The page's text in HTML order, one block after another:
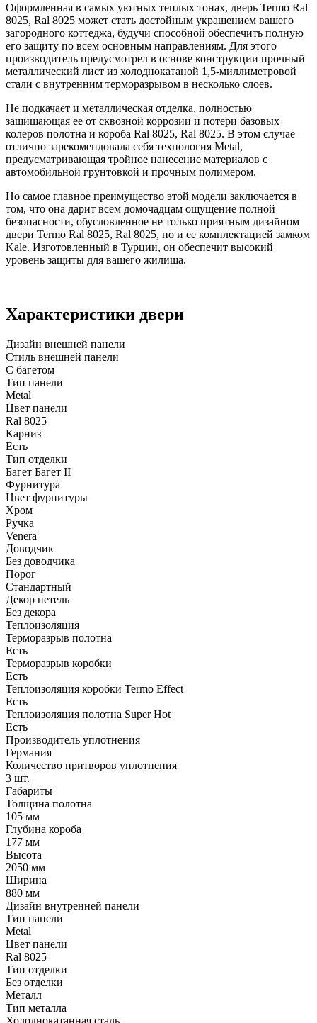
Оформленная в самых уютных теплых тонах, дверь Termo Ral
8025, Ral 8025 может стать достойным украшением вашего
загородного коттеджа, будучи способной обеспечить полную
его защиту по всем основным направлениям. Для этого
производитель предусмотрел в основе конструкции прочный
металлический лист из холоднокатаной 1,5-миллиметровой
стали с внутренним терморазрывом в несколько слоев.
Не подкачает и металлическая отделка, полностью
защищающая ее от сквозной коррозии и потери базовых
колеров полотна и короба Ral 8025, Ral 8025. В этом случае
отлично зарекомендовала себя технология Metal,
предусматривающая тройное нанесение материалов с
автомобильной грунтовкой и прочным полимером.
Но самое главное преимущество этой модели заключается в
том, что она дарит всем домочадцам ощущение полной
безопасности, обусловленное не только приятным дизайном
двери Termo Ral 8025, Ral 8025, но и ее комплектацией замком
Kale. Изготовленный в Турции, он обеспечит высокий
уровень защиты для вашего жилища.
Характеристики двери
Дизайн внешней панели
Стиль внешней панели
С багетом
Тип панели
Metal
Цвет панели
Ral 8025
Карниз
Есть
Тип отделки
Багет Багет II
Фурнитура
Цвет фурнитуры
Хром
Ручка
Venera
Доводчик
Без доводчика
Порог
Стандартный
Декор петель
Без декора
Теплоизоляция
Терморазрыв полотна
Есть
Терморазрыв коробки
Есть
Теплоизоляция коробки Termo Effect
Есть
Теплоизоляция полотна Super Нot
Есть
Производитель уплотнения
Германия
Количество притворов уплотнения
3 шт.
Габариты
Толщина полотна
105 мм
Глубина короба
177 мм
Высота
2050 мм
Ширина
880 мм
Дизайн внутренней панели
Тип панели
Metal
Цвет панели
Ral 8025
Тип отделки
Без отделки
Металл
Тип металла
Холоднокатанная сталь